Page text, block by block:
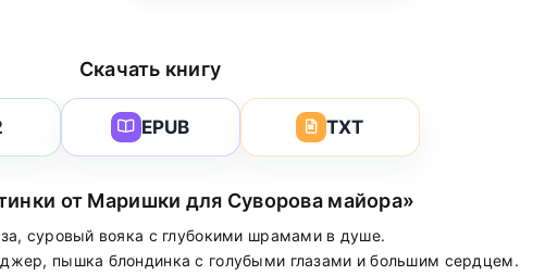
Скачать книгу
EPUB TXT
от Маришки для Суворова майора»
суровый вояка с глубокими шрамами в душе.
пышка блондинка с голубыми глазами и большим сердцем.